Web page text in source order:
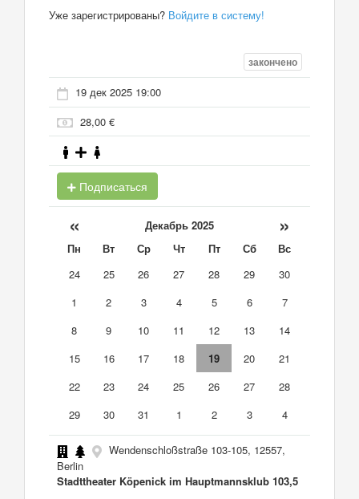
Уже зарегистрированы? Войдите в систему!
закончено
19 дек 2025 19:00
28,00 €
Подписаться
« Декабрь 2025 »
Пн Вт Ср Чт Пт Сб
Вс
24
25 26 27 28 29
30
1
2 3 4 5 6
7
8
9 10 11 12 13
14
15
16 17 18 19 20
21
22
23 24 25 26 27
28
29
30 31 1 2 3 4
Wendenschloßstraße 103-105, 12557,
Berlin
Stadttheater Köpenick im Hauptmannsklub 103,5